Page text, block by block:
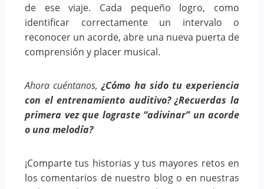
de ese viaje. Cada pequeño logro, como
identificar correctamente un intervalo o
reconocer un acorde, abre una nueva puerta de
comprensión y placer musical.
Ahora cuéntanos,¿Cómo ha sido tu experiencia
con el entrenamiento auditivo? ¿Recuerdas la
primera vez que lograste “adivinar” un acorde
o una melodía?
¡Comparte tus historias y tus mayores retos en
los comentarios de nuestro blog o en nuestras